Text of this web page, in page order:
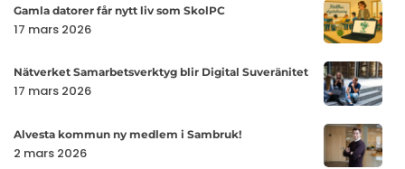
för
framtidens
kommun?
Gamla datorer får nytt liv som SkolPC
17 mars 2026
Gamla
datorer
nytt
liv
SkolPC
Nätverket Samarbetsverktyg blir Digital Suveränitet
17 mars 2026
Nätverket
Digital
Suveränitet
Alvesta kommun ny medlem i Sambruk!
2 mars 2026
Alvesta
kommun